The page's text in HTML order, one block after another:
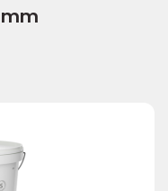
mm